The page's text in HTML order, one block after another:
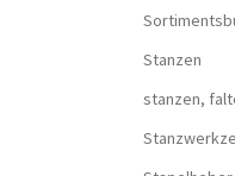
Stanzen
stanzen,